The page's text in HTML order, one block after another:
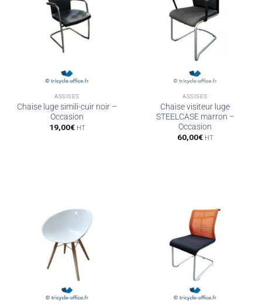
ASSISES
Chaise luge simili-cuir noir –
Occasion
19,00€ HT
ASSISES
Chaise visiteur luge
STEELCASE marron –
Occasion
60,00€ HT